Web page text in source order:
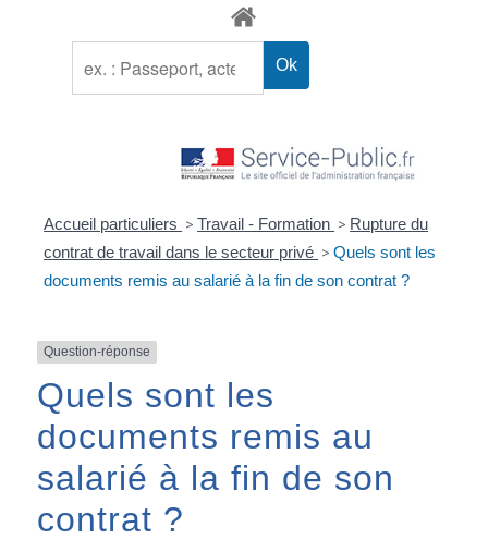
Accueil particuliers > Travail - Formation > Rupture du
contrat de travail dans le secteur privé > Quels sont les
documents remis au salarié à la fin de son contrat ?
Question-réponse
Quels sont les
documents remis au
salarié à la fin de son
contrat ?